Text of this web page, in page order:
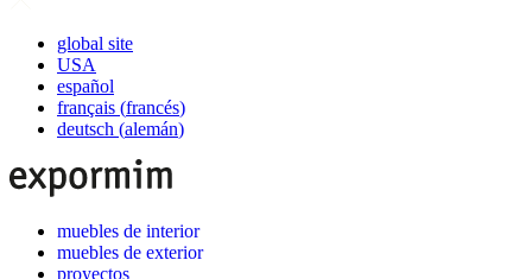
global site
USA
español
français (francés)
deutsch (alemán)
muebles de interior
muebles de exterior
proyectos